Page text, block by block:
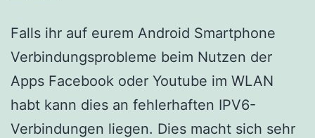
Falls ihr auf eurem Android Smartphone
Verbindungsprobleme beim Nutzen der
Apps Facebook oder Youtube im WLAN
habt kann dies an fehlerhaften IPV6-
Verbindungen liegen. Dies macht sich sehr